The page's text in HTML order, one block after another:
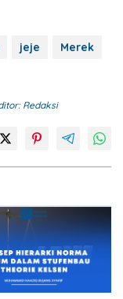
jeje
Merek
Redaksi